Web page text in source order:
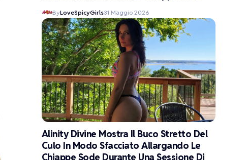
ByLoveSpicyGirls31 Maggio 2026
Alinity Divine Mostra Il Buco Stretto Del
Culo In Modo Sfacciato Allargando Le
Chiappe Sode Durante Una Sessione Di